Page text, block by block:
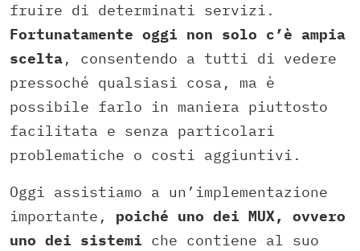
fruire di determinati servizi.
Fortunatamente oggi non solo c’è ampia
scelta, consentendo a tutti di vedere
pressoché qualsiasi cosa, ma è
possibile farlo in maniera piuttosto
facilitata e senza particolari
problematiche o costi aggiuntivi.
Oggi assistiamo a un’implementazione
importante, poiché uno dei MUX, ovvero
uno dei sistemi che contiene al suo